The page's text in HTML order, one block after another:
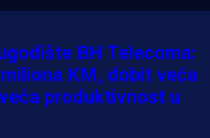
BH Telecoma:
KM, dobit veća
produktivnost u